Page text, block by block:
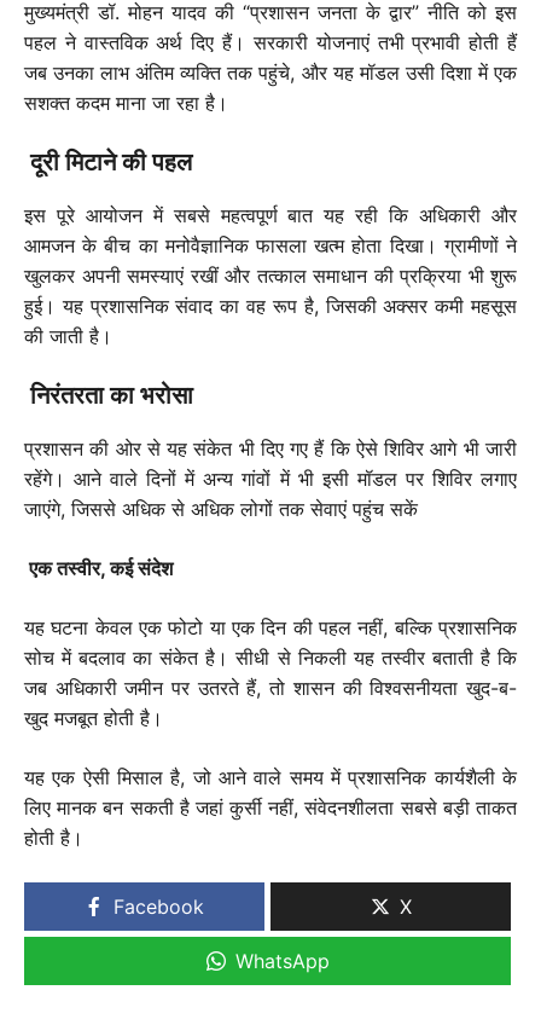
मुख्यमंत्री डॉ. मोहन यादव की “प्रशासन जनता के द्वार” नीति को इस
पहल ने वास्तविक अर्थ दिए हैं। सरकारी योजनाएं तभी प्रभावी होती हैं
जब उनका लाभ अंतिम व्यक्ति तक पहुंचे, और यह मॉडल उसी दिशा में एक
सशक्त कदम माना जा रहा है।
दूरी मिटाने की पहल
इस पूरे आयोजन में सबसे महत्वपूर्ण बात यह रही कि अधिकारी और
आमजन के बीच का मनोवैज्ञानिक फासला खत्म होता दिखा। ग्रामीणों ने
खुलकर अपनी समस्याएं रखीं और तत्काल समाधान की प्रक्रिया भी शुरू
हुई। यह प्रशासनिक संवाद का वह रूप है, जिसकी अक्सर कमी महसूस
की जाती है।
निरंतरता का भरोसा
प्रशासन की ओर से यह संकेत भी दिए गए हैं कि ऐसे शिविर आगे भी जारी
रहेंगे। आने वाले दिनों में अन्य गांवों में भी इसी मॉडल पर शिविर लगाए
जाएंगे, जिससे अधिक से अधिक लोगों तक सेवाएं पहुंच सकें
एक तस्वीर, कई संदेश
यह घटना केवल एक फोटो या एक दिन की पहल नहीं, बल्कि प्रशासनिक
सोच में बदलाव का संकेत है। सीधी से निकली यह तस्वीर बताती है कि
जब अधिकारी जमीन पर उतरते हैं, तो शासन की विश्वसनीयता खुद-ब-
खुद मजबूत होती है।
यह एक ऐसी मिसाल है, जो आने वाले समय में प्रशासनिक कार्यशैली के
लिए मानक बन सकती है जहां कुर्सी नहीं, संवेदनशीलता सबसे बड़ी ताकत
होती है।
Facebook X
WhatsApp